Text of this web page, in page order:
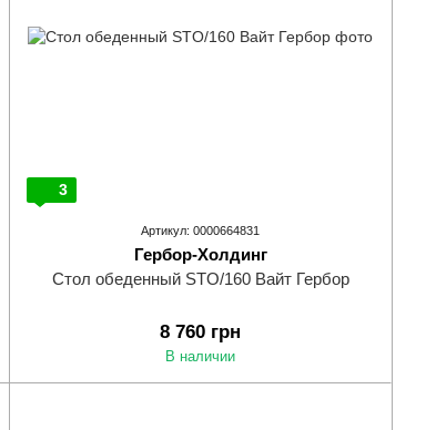
3
Артикул: 0000664831
Гербор-Холдинг
Стол обеденный STO/160 Вайт Гербор
8 760 грн
В наличии